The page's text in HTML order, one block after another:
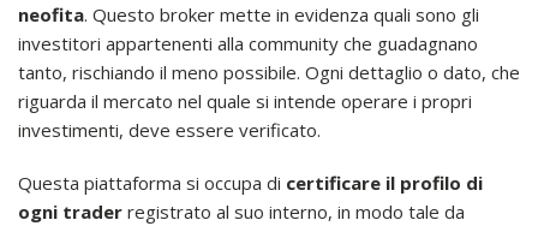
neofita. Questo broker mette in evidenza quali sono gli
investitori appartenenti alla community che guadagnano
tanto, rischiando il meno possibile. Ogni dettaglio o dato, che
riguarda il mercato nel quale si intende operare i propri
investimenti, deve essere verificato.
Questa piattaforma si occupa di certificare il profilo di
ogni trader registrato al suo interno, in modo tale da